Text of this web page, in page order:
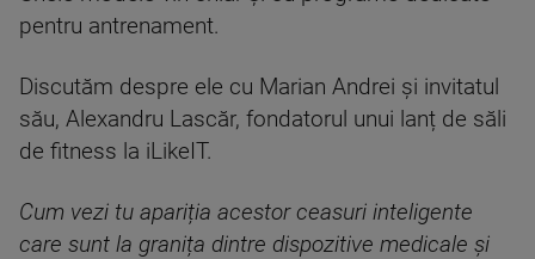
pentru antrenament.
Discutăm despre ele cu Marian Andrei și invitatul
său, Alexandru Lascăr, fondatorul unui lanț de săli
de fitness la iLikeIT.
Cum vezi tu apariția acestor ceasuri inteligente
care sunt la granița dintre dispozitive medicale și